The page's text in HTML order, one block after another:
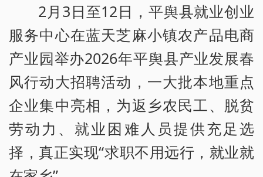
2月3日至12日，平舆县就业创业
服务中心在蓝天芝麻小镇农产品电商
产业园举办2026年平舆县产业发展春
风行动大招聘活动，一大批本地重点
企业集中亮相，为返乡农民工、脱贫
劳动力、就业困难人员提供充足选
择，真正实现“求职不用远行，就业就